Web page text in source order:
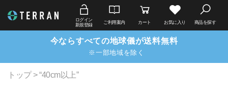
ログイン
新規登録
ご利用案内 カート お気に入り 商品を探す
今ならすべての地球儀が送料無料
※一部地域を除く
トップ> “40cm以上”